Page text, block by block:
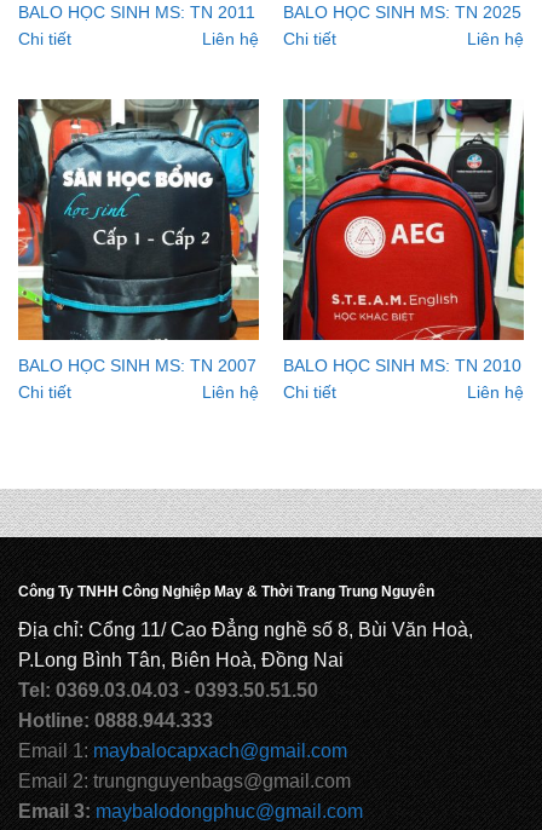
BALO HỌC SINH MS: TN 2011
Chi tiết
Liên hệ
BALO HỌC SINH MS: TN 2025
Chi tiết
Liên hệ
BALO HỌC SINH MS: TN 2007
Chi tiết
Liên hệ
BALO HỌC SINH MS: TN 2010
Chi tiết
Liên hệ
Công Ty TNHH Công Nghiệp May & Thời Trang Trung Nguyên
Địa chỉ: Cổng 11/ Cao Đẳng nghề số 8, Bùi Văn Hoà,
P.Long Bình Tân, Biên Hoà, Đồng Nai
Tel: 0369.03.04.03 - 0393.50.51.50
Hotline: 0888.944.333
Email 1: maybalocapxach@gmail.com
Email 2: trungnguyenbags@gmail.com
Email 3: maybalodongphuc@gmail.com